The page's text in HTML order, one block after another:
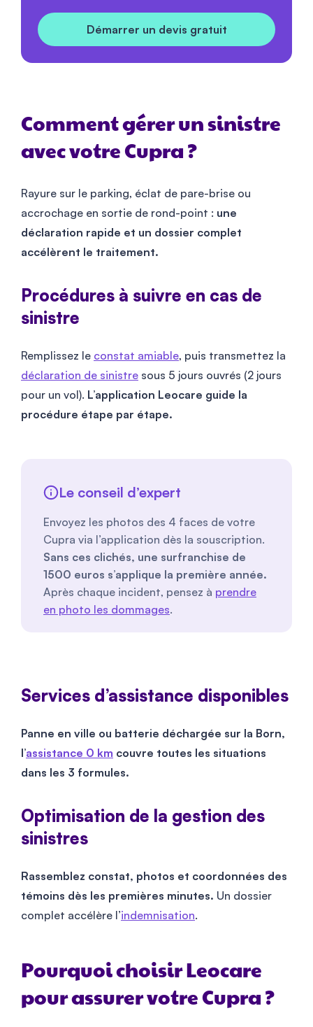
Démarrer un devis gratuit
Comment gérer un sinistre
avec votre Cupra ?
Rayure sur le parking, éclat de pare-brise ou
accrochage en sortie de rond-point : une
déclaration rapide et un dossier complet
accélèrent le traitement.
Procédures à suivre en cas de
sinistre
Remplissez le constat amiable, puis transmettez la
déclaration de sinistre sous 5 jours ouvrés (2 jours
pour un vol). L’application Leocare guide la
procédure étape par étape.
Le conseil d’expert
Envoyez les photos des 4 faces de votre
Cupra via l’application dès la souscription.
Sans ces clichés, une surfranchise de
1500 euros s’applique la première année.
Après chaque incident, pensez à prendre
en photo les dommages.
Services d’assistance disponibles
Panne en ville ou batterie déchargée sur la Born,
l’assistance 0 km couvre toutes les situations
dans les 3 formules.
Optimisation de la gestion des
sinistres
Rassemblez constat, photos et coordonnées des
témoins dès les premières minutes. Un dossier
complet accélère l’indemnisation.
Pourquoi choisir Leocare
pour assurer votre Cupra ?